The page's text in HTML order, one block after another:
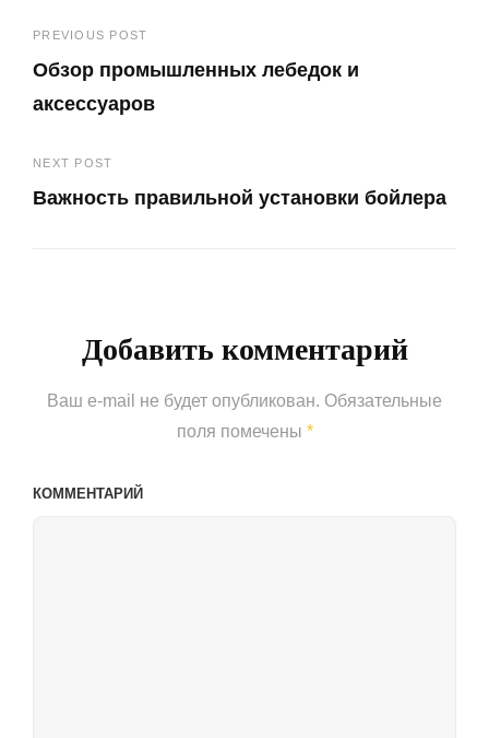
Навигация
по
PREVIOUS POST
Обзор промышленных лебедок и
аксессуаров
Post
NEXT POST
Важность правильной установки бойлера
Добавить комментарий
Ваш e-mail не будет опубликован. Обязательные
поля помечены *
КОММЕНТАРИЙ